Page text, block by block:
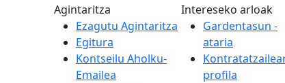
Agintaritza
Ezagutu Agintaritza
Egitura
Kontseilu Aholku-
Emailea
Intereseko arloak
Gardentasun -
ataria
profila